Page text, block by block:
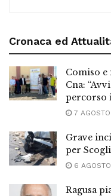
Cronaca ed
Comiso
Cna:
percorso
7
Grave
per
6
Ragusa